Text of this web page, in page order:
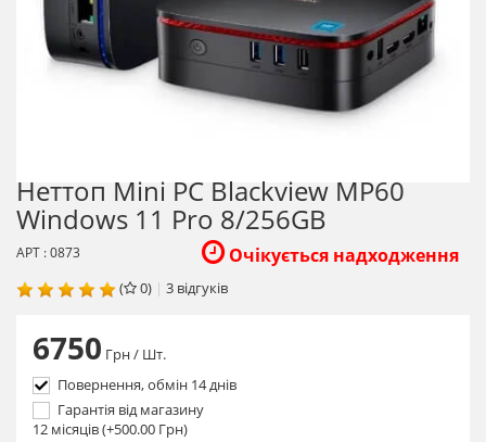
Неттоп Mini PC Blackview MP60
Windows 11 Pro 8/256GB
Очікується надходження
АРТ : 0873
( 0) | 3 відгуків
6750 Грн/ Шт.
Повернення, обмін 14 днів
Гарантія від магазину
12 місяців (+500.00 Грн)